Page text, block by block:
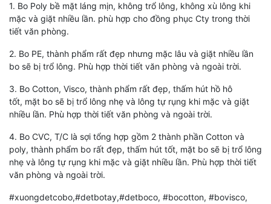
1. Bo Poly bề mặt láng mịn, không trổ lông, không xù lông khi
mặc và giặt nhiều lần. phù hợp cho đồng phục Cty trong thời
tiết văn phòng.
2. Bo PE, thành phẩm rất đẹp nhưng mặc lâu và giặt nhiều lần
bo sẽ bị trổ lông. Phù hợp thời tiết văn phòng và ngoài trời.
3. Bo Cotton, Visco, thành phẩm rất đẹp, thấm hút hồ hô
tốt, mặt bo sẽ bị trổ lông nhẹ và lông tự rụng khi mặc và giặt
nhiều lần. Phù hợp thời tiết văn phòng và ngoài trời.
4. Bo CVC, T/C là sợi tổng hợp gồm 2 thành phần Cotton và
poly, thành phẩm bo rất đẹp, thấm hút tốt, mặt bo sẽ bị trổ lông
nhẹ và lông tự rụng khi mặc và giặt nhiều lần. Phù hợp thời tiết
văn phòng và ngoài trời.
#xuongdetcobo,#detbotay,#detboco, #bocotton, #bovisco,